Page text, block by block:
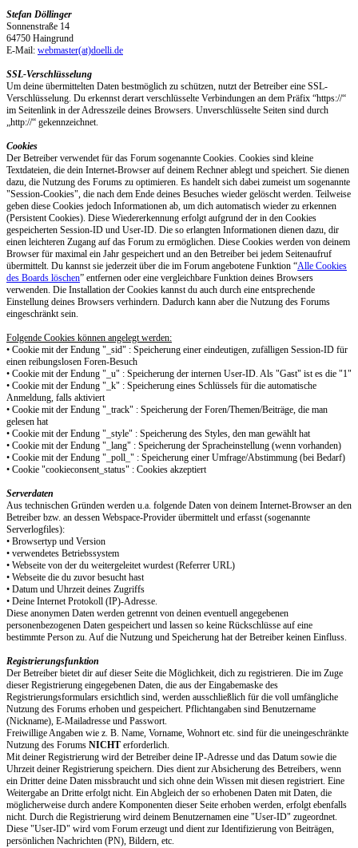
Stefan Döllinger
Sonnenstraße 14
64750 Haingrund
E-Mail: webmaster(at)doelli.de
SSL-Verschlüsselung
Um deine übermittelten Daten bestmöglich zu schützen, nutzt der Betreiber eine SSL-
Verschlüsselung. Du erkennst derart verschlüsselte Verbindungen an dem Präfix “https://“
im Seitenlink in der Adresszeile deines Browsers. Unverschlüsselte Seiten sind durch
„http://“ gekennzeichnet.
Cookies
Der Betreiber verwendet für das Forum sogenannte Cookies. Cookies sind kleine
Textdateien, die dein Internet-Browser auf deinem Rechner ablegt und speichert. Sie dienen
dazu, die Nutzung des Forums zu optimieren. Es handelt sich dabei zumeist um sogenannte
"Session-Cookies", die nach dem Ende deines Besuches wieder gelöscht werden. Teilweise
geben diese Cookies jedoch Informationen ab, um dich automatisch wieder zu erkennen
(Persistent Cookies). Diese Wiedererkennung erfolgt aufgrund der in den Cookies
gespeicherten Session-ID und User-ID. Die so erlangten Informationen dienen dazu, dir
einen leichteren Zugang auf das Forum zu ermöglichen. Diese Cookies werden von deinem
Browser für maximal ein Jahr gespeichert und an den Betreiber bei jedem Seitenaufruf
übermittelt. Du kannst sie jederzeit über die im Forum angebotene Funktion “Alle Cookies
des Boards löschen” entfernen oder eine vergleichbare Funktion deines Browsers
verwenden. Die Installation der Cookies kannst du auch durch eine entsprechende
Einstellung deines Browsers verhindern. Dadurch kann aber die Nutzung des Forums
eingeschränkt sein.
Folgende Cookies können angelegt werden:
• Cookie mit der Endung "_sid" : Speicherung einer eindeutigen, zufälligen Session-ID für
einen reibungslosen Foren-Besuch
• Cookie mit der Endung "_u" : Speicherung der internen User-ID. Als "Gast" ist es die "1"
• Cookie mit der Endung "_k" : Speicherung eines Schlüssels für die automatische
Anmeldung, falls aktiviert
• Cookie mit der Endung "_track" : Speicherung der Foren/Themen/Beiträge, die man
gelesen hat
• Cookie mit der Endung "_style" : Speicherung des Styles, den man gewählt hat
• Cookie mit der Endung "_lang" : Speicherung der Spracheinstellung (wenn vorhanden)
• Cookie mit der Endung "_poll_" : Speicherung einer Umfrage/Abstimmung (bei Bedarf)
• Cookie "cookieconsent_status" : Cookies akzeptiert
Serverdaten
Aus technischen Gründen werden u.a. folgende Daten von deinem Internet-Browser an den
Betreiber bzw. an dessen Webspace-Provider übermittelt und erfasst (sogenannte
Serverlogfiles):
• Browsertyp und Version
• verwendetes Betriebssystem
• Webseite von der du weitergeleitet wurdest (Referrer URL)
• Webseite die du zuvor besucht hast
• Datum und Uhrzeit deines Zugriffs
• Deine Internet Protokoll (IP)-Adresse.
Diese anonymen Daten werden getrennt von deinen eventuell angegebenen
personenbezogenen Daten gespeichert und lassen so keine Rückschlüsse auf eine
bestimmte Person zu. Auf die Nutzung und Speicherung hat der Betreiber keinen Einfluss.
Registrierungsfunktion
Der Betreiber bietet dir auf dieser Seite die Möglichkeit, dich zu registrieren. Die im Zuge
dieser Registrierung eingegebenen Daten, die aus der Eingabemaske des
Registrierungsformulars ersichtlich sind, werden ausschließlich für die voll umfängliche
Nutzung des Forums erhoben und gespeichert. Pflichtangaben sind Benutzername
(Nickname), E-Mailadresse und Passwort.
Freiwillige Angaben wie z. B. Name, Vorname, Wohnort etc. sind für die uneingeschränkte
Nutzung des Forums NICHT erforderlich.
Mit deiner Registrierung wird der Betreiber deine IP-Adresse und das Datum sowie die
Uhrzeit deiner Registrierung speichern. Dies dient zur Absicherung des Betreibers, wenn
ein Dritter deine Daten missbraucht und sich ohne dein Wissen mit diesen registriert. Eine
Weitergabe an Dritte erfolgt nicht. Ein Abgleich der so erhobenen Daten mit Daten, die
möglicherweise durch andere Komponenten dieser Seite erhoben werden, erfolgt ebenfalls
nicht. Durch die Registrierung wird deinem Benutzernamen eine "User-ID" zugeordnet.
Diese "User-ID" wird vom Forum erzeugt und dient zur Identifizierung von Beiträgen,
persönlichen Nachrichten (PN), Bildern, etc.